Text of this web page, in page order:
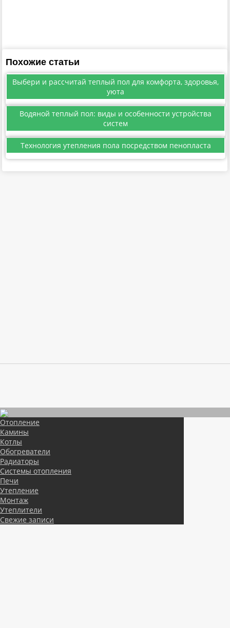
Похожие статьи
Выбери и рассчитай теплый пол для комфорта, здоровья,
уюта
Водяной теплый пол: виды и особенности устройства
систем
Технология утепления пола посредством пенопласта
Отопление
Камины
Котлы
Обогреватели
Радиаторы
Системы отопления
Печи
Утепление
Монтаж
Утеплители
Свежие записи